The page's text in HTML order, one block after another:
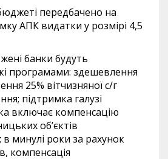
передбачено на
АПК видатки у розмірі 4,5
банки будуть
програмами: здешевлення
25% вітчизняної с/г
підтримка галузі
включає компенсацію
об’єктів
минулі роки за рахунок
компенсація